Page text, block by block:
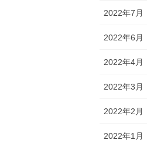
2022年7月
2022年6月
2022年4月
2022年3月
2022年2月
2022年1月